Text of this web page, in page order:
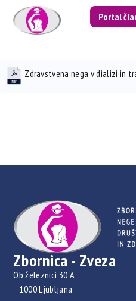
Portal
Zdravstvena nega v dializi in
Zbornica - Zveza
Ob železnici 30 A
1000 Ljubljana